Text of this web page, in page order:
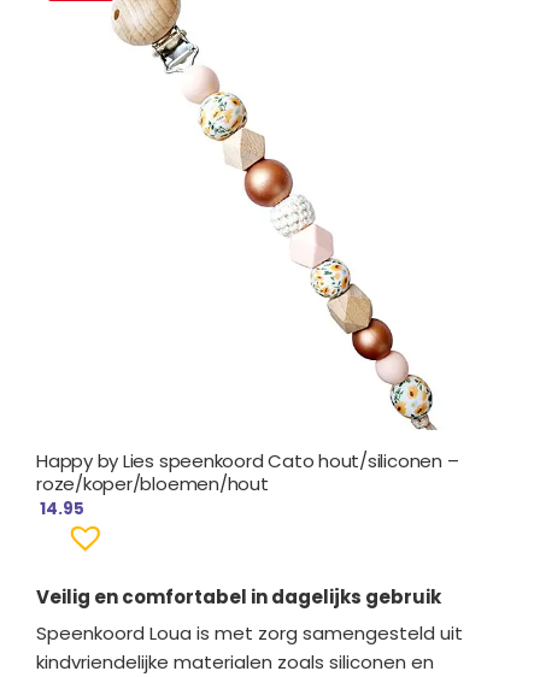
Happy by Lies speenkoord Cato hout/siliconen –
roze/koper/bloemen/hout
14.95
Veilig en comfortabel in dagelijks gebruik
Speenkoord Loua is met zorg samengesteld uit
kindvriendelijke materialen zoals siliconen en